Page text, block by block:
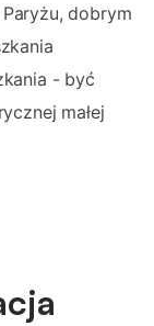
dobrym
- być
małej